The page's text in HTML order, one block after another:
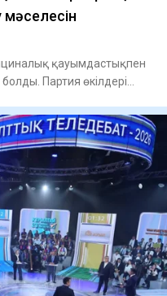
қауымдастықпен
Партия өкілдері